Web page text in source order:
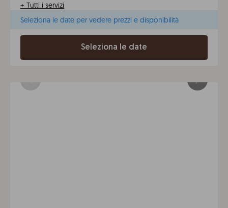
+ Tutti i servizi
Seleziona le date per vedere prezzi e disponibilità
Seleziona le date